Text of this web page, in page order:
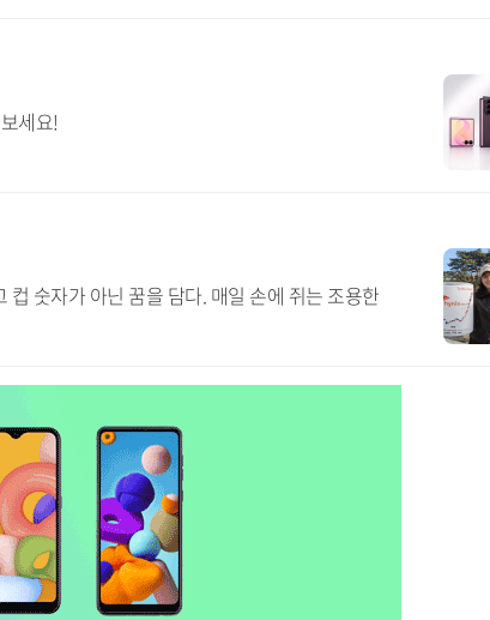
세요!
숫자가 아닌 꿈을 담다. 매일 손에 쥐는 조용한